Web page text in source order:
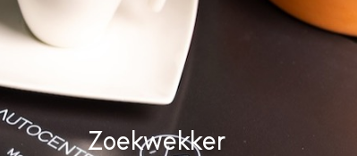
Zoekwekker